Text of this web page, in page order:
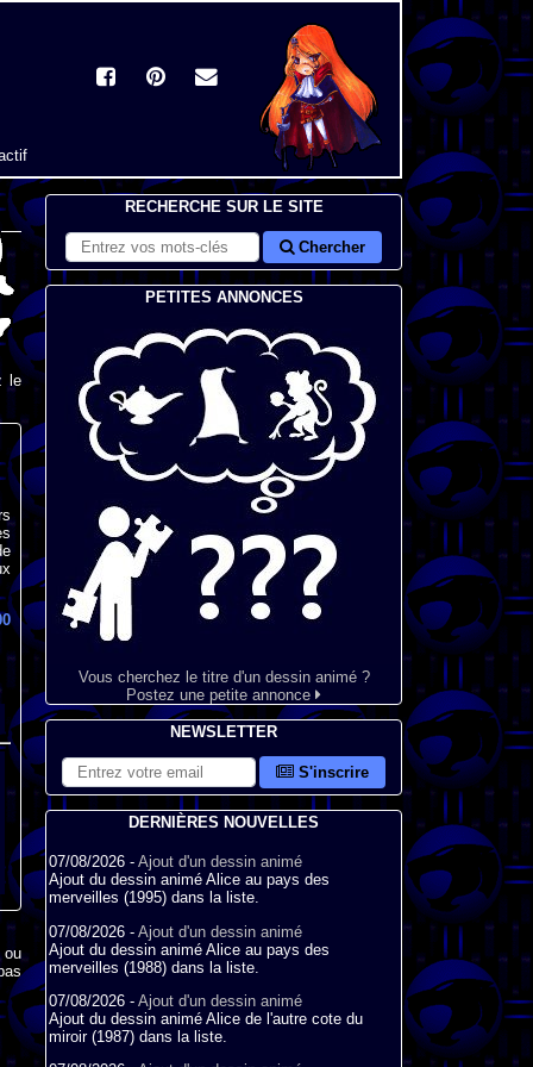
le
ou
RECHERCHE SUR LE SITE
Chercher
PETITES ANNONCES
Vous cherchez le titre d'un dessin animé ?
Postez une petite annonce
NEWSLETTER
S'inscrire
DERNIÈRES NOUVELLES
07/08/2026 - Ajout d'un dessin animé
Ajout du dessin animé Alice au pays des
merveilles (1995) dans la liste.
07/08/2026 - Ajout d'un dessin animé
Ajout du dessin animé Alice au pays des
merveilles (1988) dans la liste.
07/08/2026 - Ajout d'un dessin animé
Ajout du dessin animé Alice de l'autre cote du
miroir (1987) dans la liste.